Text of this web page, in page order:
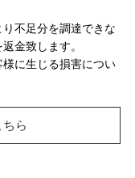
不足分を調達できな
金致します。
に生じる損害につい
ら